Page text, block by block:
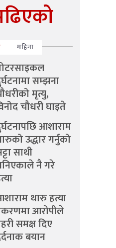
महिना
सम्झना
मृत्यु,
चौधरी घाइते
आशाराम
उद्धार गर्नुको
साथी
नै गरे
थारु हत्या
आरोपीले
समक्ष दिए
बयान